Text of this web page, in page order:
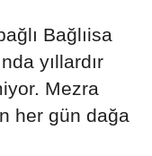
Bağlıisa
yıllardır
Mezra
her gün dağa